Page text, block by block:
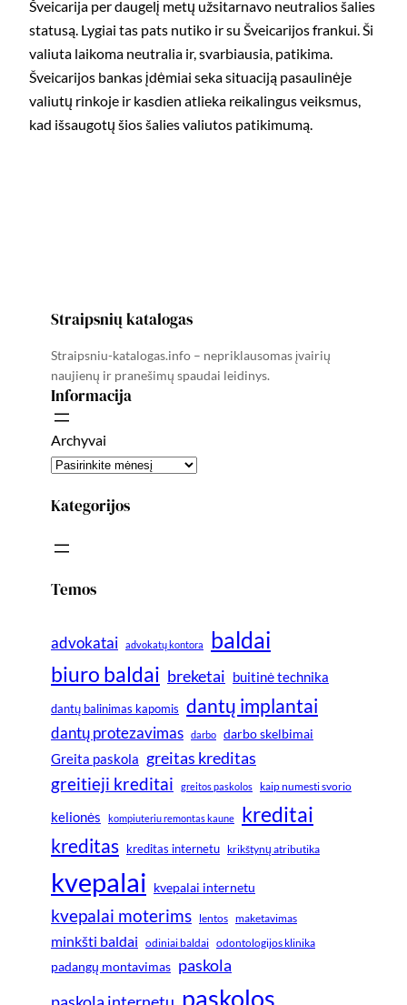
Šveicarija per daugelį metų užsitarnavo neutralios šalies
statusą. Lygiai tas pats nutiko ir su Šveicarijos frankui. Ši
valiuta laikoma neutralia ir, svarbiausia, patikima.
Šveicarijos bankas įdėmiai seka situaciją pasaulinėje
valiutų rinkoje ir kasdien atlieka reikalingus veiksmus,
kad išsaugotų šios šalies valiutos patikimumą.
Straipsnių katalogas
Straipsniu-katalogas.info – nepriklausomas įvairių
naujienų ir pranešimų spaudai leidinys.
Informacija
Archyvai
Kategorijos
Temos
advokatai advokatų kontora baldai
biuro baldai breketai buitinė technika
dantų balinimas kapomis dantų implantai
dantų protezavimas darbo darbo skelbimai
Greita paskola greitas kreditas
greitieji kreditai greitos paskolos kaip numesti svorio
kelionės kompiuteriu remontas kaune kreditai
kreditas kreditas internetu krikštynų atributika
kvepalai kvepalai internetu
kvepalai moterims lentos maketavimas
minkšti baldai odiniai baldai odontologijos klinika
padangų montavimas paskola
paskolos